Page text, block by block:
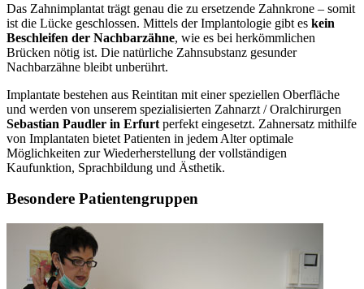
Das Zahnimplantat trägt genau die zu ersetzende Zahnkrone – somit
ist die Lücke geschlossen. Mittels der Implantologie gibt es kein
Beschleifen der Nachbarzähne, wie es bei herkömmlichen
Brücken nötig ist. Die natürliche Zahnsubstanz gesunder
Nachbarzähne bleibt unberührt.
Implantate bestehen aus Reintitan mit einer speziellen Oberfläche
und werden von unserem spezialisierten Zahnarzt / Oralchirurgen
Sebastian Paudler in Erfurt perfekt eingesetzt. Zahnersatz mithilfe
von Implantaten bietet Patienten in jedem Alter optimale
Möglichkeiten zur Wiederherstellung der vollständigen
Kaufunktion, Sprachbildung und Ästhetik.
Besondere Patientengruppen